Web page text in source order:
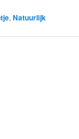
,Natuurlijk